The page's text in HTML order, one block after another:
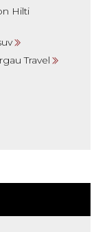
Hilti
Travel